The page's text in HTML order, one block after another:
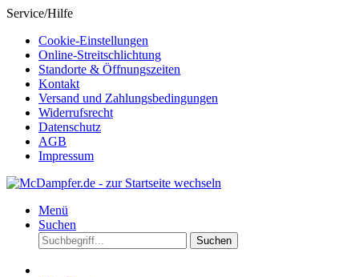
Service/Hilfe
Cookie-Einstellungen
Online-Streitschlichtung
Standorte & Öffnungszeiten
Kontakt
Versand und Zahlungsbedingungen
Widerrufsrecht
Datenschutz
AGB
Impressum
Menü
Suchen
Suchen